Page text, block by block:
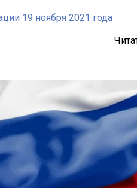
19 ноября 2021 года